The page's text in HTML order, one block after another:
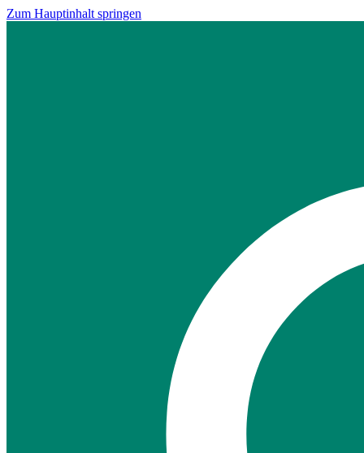
Zum Hauptinhalt springen